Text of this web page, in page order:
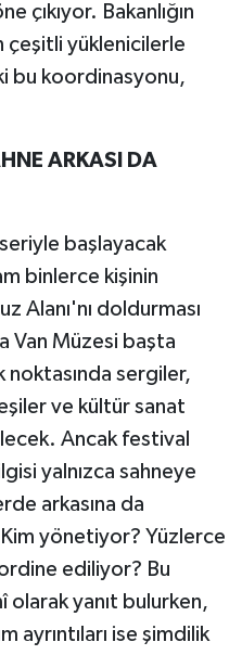
çıkıyor. Bakanlığın
çeşitli yüklenicilerle
bu koordinasyonu,
ARKASI DA
başlayacak
binlerce kişinin
Alanı'nı doldurması
Van Müzesi başta
sergiler,
ve kültür sanat
Ancak festival
yalnızca sahneye
arkasına da
yönetiyor? Yüzlerce
ediliyor? Bu
olarak yanıt bulurken,
ayrıntıları ise şimdilik